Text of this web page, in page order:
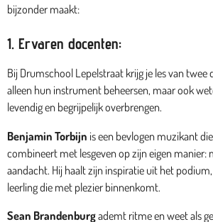
bijzonder maakt:
1. Ervaren docenten:
Bij Drumschool Lepelstraat krijg je les van
alleen hun instrument beheersen, maar ook
levendig en begrijpelijk overbrengen.
Benjamin Torbijn is een bevlogen muzikant
combineert met lesgeven op zijn eigen manier:
aandacht. Hij haalt zijn inspiratie uit het
leerling die met plezier binnenkomt.
Sean Brandenburgademt ritme en weet als